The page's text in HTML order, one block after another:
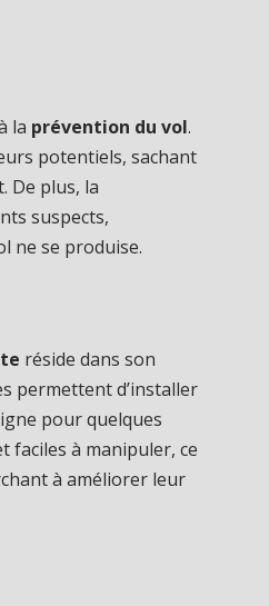
la prévention du vol.
potentiels, sachant
De plus, la
suspects,
ne se produise.
réside dans son
permettent d’installer
pour quelques
faciles à manipuler, ce
à améliorer leur